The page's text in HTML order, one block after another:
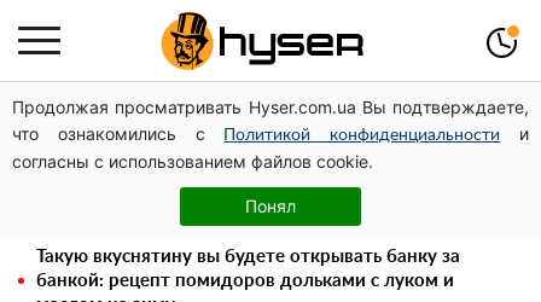
Продолжая просматривать Hyser.com.ua Вы подтверждаете,
что ознакомились с
Политикой конфиденциальности
и
согласны с использованием файлов cookie.
Понял
Дроны с наценкой: Александр Конотопский вывел
миллионы оборонного бюджета через фиктивную
фирму в Эстонии
Полностью голая Анна Тринчер блеснула
"прелестями": таких размеров вы еще не видели
Такую вкуснятину вы будете открывать банку за
банкой: рецепт помидоров дольками с луком и